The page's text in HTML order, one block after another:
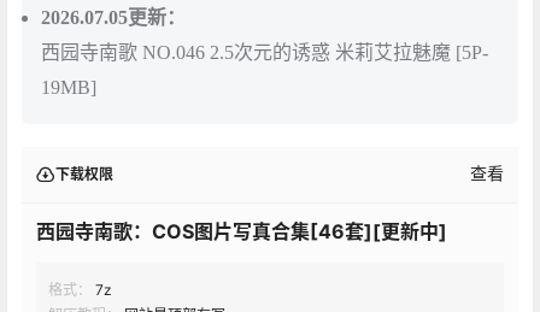
2026.07.05更新：
西园寺南歌 NO.046 2.5次元的诱惑 米莉艾拉魅魔 [5P-
19MB]
下载权限 查看
西园寺南歌：COS图片写真合集[46套][更新中]
格式：
7z